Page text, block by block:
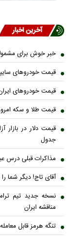
آخرین اخبار
خبر خوش برای
قیمت خودرو‌های سایپا امروز
قیمت خودرو‌های ایران خودرو
قیمت طلا و سکه امروز پنجشنبه ۱۵
جدول
مذاکرات قبلی درس
آقای تاج! دیگر شما را
نسخه جدید تیم
مناقشه ایران
تنگه هرمز قابل